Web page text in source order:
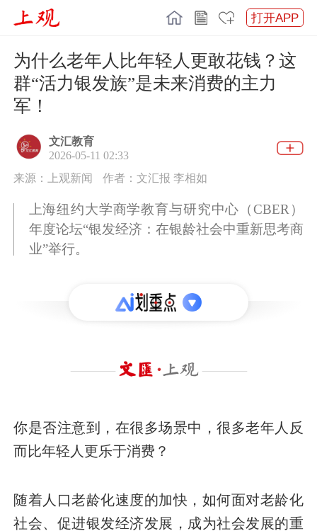
打开APP
为什么老年人比年轻人更敢花钱？这
群“活力银发族”是未来消费的主力
军！
文汇教育
2026-05-11 02:33
来源：上观新闻
作者：文汇报 李相如
上海纽约大学商学教育与研究中心（CBER）
年度论坛“银发经济：在银龄社会中重新思考商
业”举行。
你是否注意到，在很多场景中，很多老年人反
而比年轻人更乐于消费？
随着人口老龄化速度的加快，如何面对老龄化
社会、促进银发经济发展，成为社会发展的重